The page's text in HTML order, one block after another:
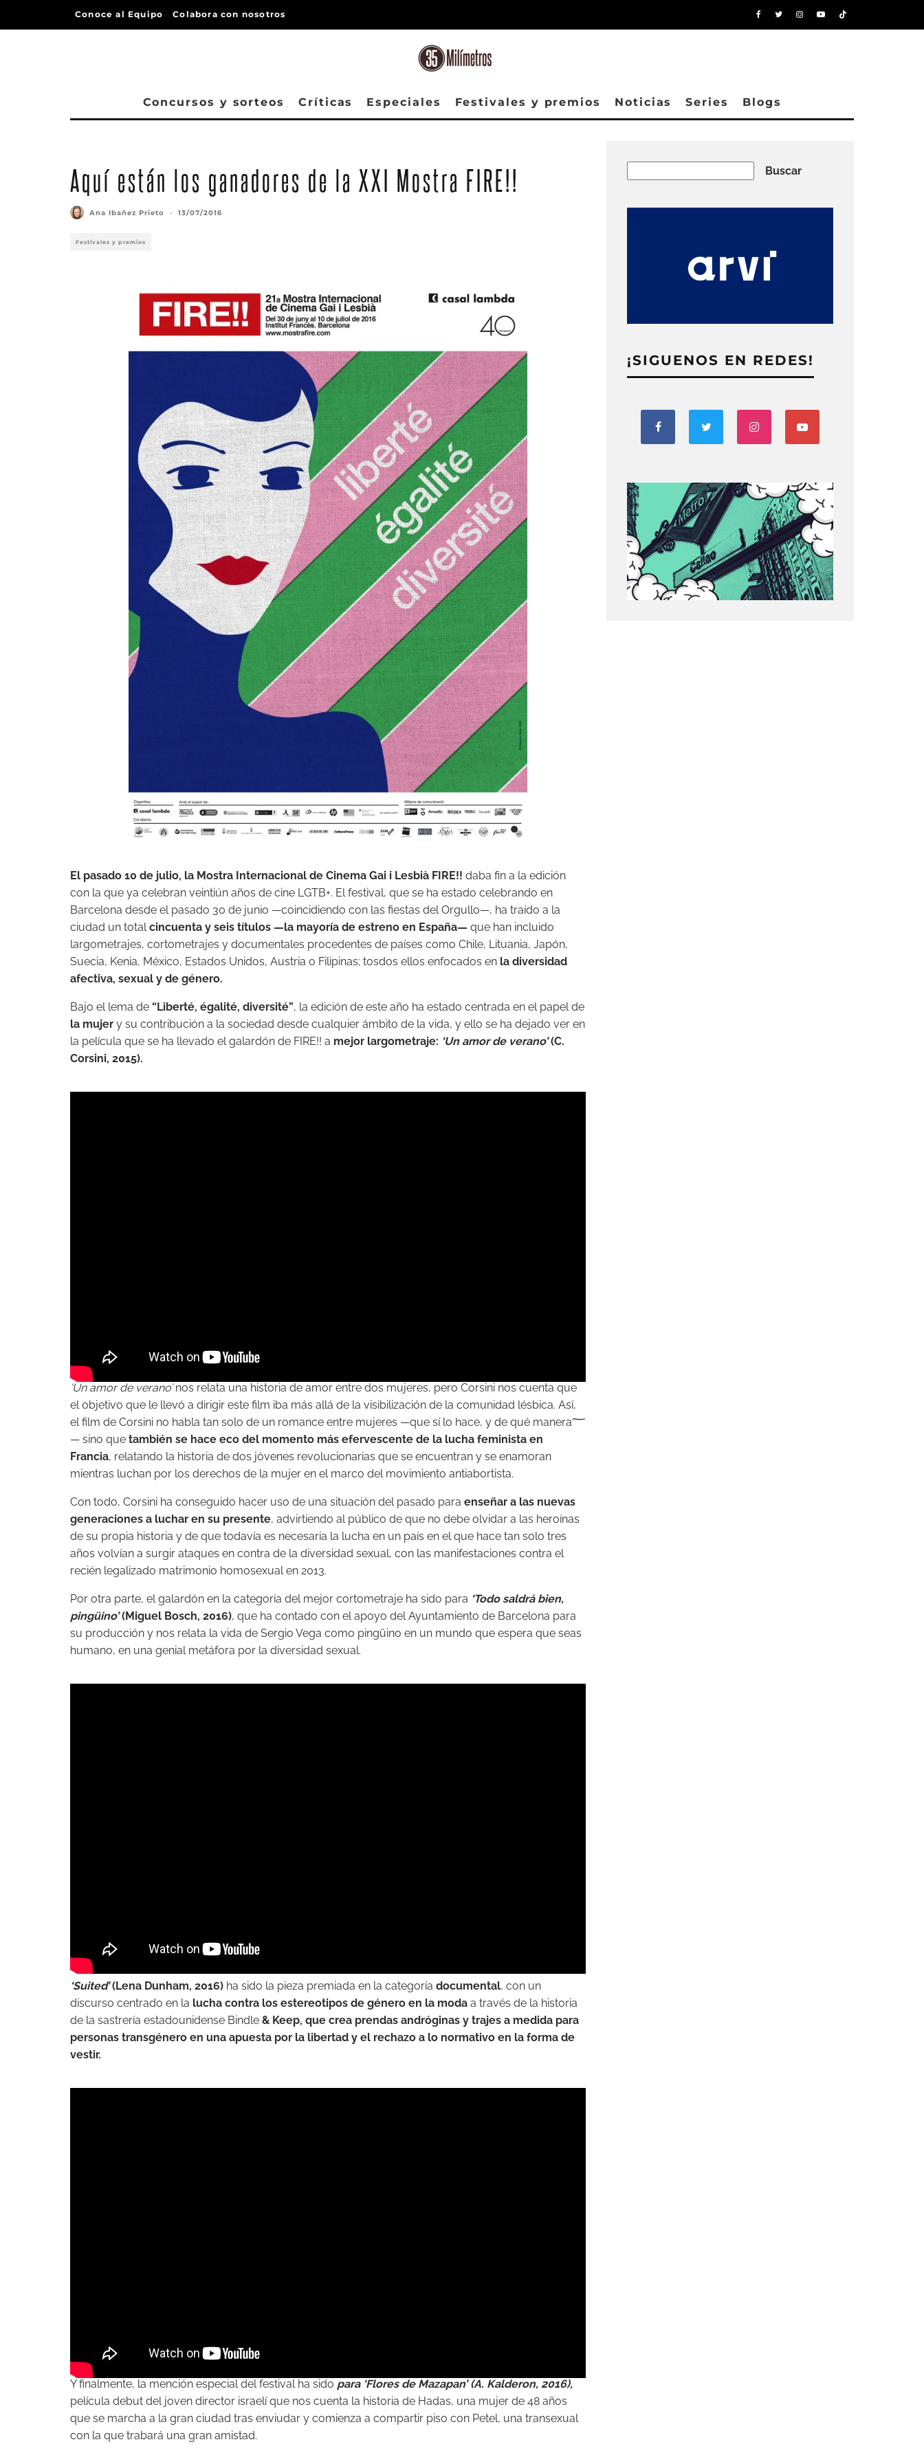
Conoce al Equipo Colabora con nosotros
Concursos y sorteos Críticas Especiales Festivales y premios Noticias Series Blogs
Aquí están los ganadores de la XXI Mostra FIRE!!
Ana Ibañez Prieto · 13/07/2016
Festivales y premios
El pasado 10 de julio, la Mostra Internacional de Cinema Gai i Lesbià FIRE!! daba fin a la edición
con la que ya celebran veintiún años de cine LGTB+. El festival, que se ha estado celebrando en
Barcelona desde el pasado 30 de junio —coincidiendo con las fiestas del Orgullo—, ha traído a la
ciudad un totalcincuenta y seis títulos —la mayoría de estreno en España— que han incluido
largometrajes, cortometrajes y documentales procedentes de países como Chile, Lituania, Japón,
Suecia, Kenia, México, Estados Unidos, Austria o Filipinas; tosdos ellos enfocados en la diversidad
afectiva, sexual y de género.
Bajo el lema de “Liberté, égalité, diversité”, la edición de este año ha estado centrada en el papel de
la mujer y su contribución a la sociedad desde cualquier ámbito de la vida, y ello se ha dejado ver en
la película que se ha llevado el galardón de FIRE!! a mejor largometraje: ‘Un amor de verano’(C.
Corsini, 2015).
‘Un amor de verano’nos relata una historia de amor entre dos mujeres, pero Corsini nos cuenta que
el objetivo que le llevó a dirigir este film iba más allá de la visibilización de la comunidad lésbica. Así,
el film de Corsini no habla tan solo de un romance entre mujeres —que sí lo hace, y de qué manera؅
— sino que también se hace eco del momento más efervescente de la lucha feminista en
Francia, relatando la historia de dos jóvenes revolucionarias que se encuentran y se enamoran
mientras luchan por los derechos de la mujer en el marco del movimiento antiabortista.
Con todo, Corsini ha conseguido hacer uso de una situación del pasado para enseñar a las nuevas
generaciones a luchar en su presente, advirtiendo al público de que no debe olvidar a las heroínas
de su propia historia y de que todavía es necesaria la lucha en un país en el que hace tan solo tres
años volvían a surgir ataques en contra de la diversidad sexual, con las manifestaciones contra el
recién legalizado matrimonio homosexual en 2013.
Por otra parte, el galardón en la categoría del mejor cortometraje ha sido para ‘Todo saldrá bien,
pingüino’(Miguel Bosch, 2016), que ha contado con el apoyo del Ayuntamiento de Barcelona para
su producción y nos relata la vida de Sergio Vega como pingüino en un mundo que espera que seas
humano, en una genial metáfora por la diversidad sexual.
‘Suited’(Lena Dunham, 2016) ha sido la pieza premiada en la categoría documental, con un
discurso centrado en la lucha contra los estereotipos de género en la moda a través de la historia
de la sastrería estadounidense Bindle & Keep, que crea prendas andróginas y trajes a medida para
personas transgénero en una apuesta por la libertad y el rechazo a lo normativo en la forma de
vestir.
Y finalmente, la mención especial del festival ha sido para ‘Flores de Mazapan’ (A. Kalderon, 2016),
película debut del joven director israelí que nos cuenta la historia de Hadas, una mujer de 48 años
que se marcha a la gran ciudad tras enviudar y comienza a compartir piso con Petel, una transexual
con la que trabará una gran amistad.
Buscar
¡SIGUENOS EN REDES!